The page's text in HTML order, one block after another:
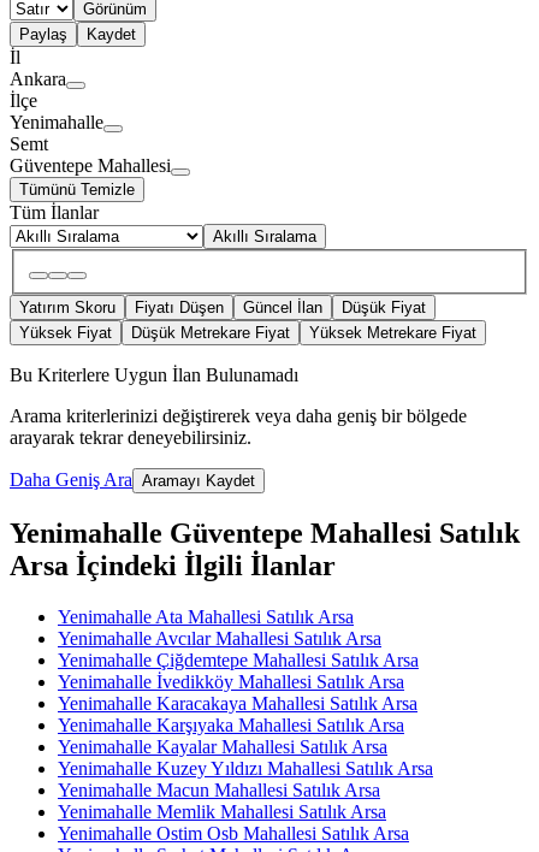
Görünüm
Paylaş
Kaydet
İl
Ankara
İlçe
Yenimahalle
Semt
Güventepe Mahallesi
Tümünü Temizle
Tüm İlanlar
Akıllı Sıralama
Yatırım Skoru Fiyatı Düşen Güncel İlan
Düşük Fiyat
Yüksek Fiyat
Düşük Metrekare Fiyat Yüksek Metrekare Fiyat
Bu Kriterlere Uygun İlan Bulunamadı
Arama kriterlerinizi değiştirerek veya daha geniş bir bölgede
arayarak tekrar deneyebilirsiniz.
Daha Geniş Ara Aramayı Kaydet
Yenimahalle Güventepe Mahallesi Satılık
Arsa İçindeki İlgili İlanlar
Yenimahalle Ata Mahallesi Satılık Arsa
Yenimahalle Avcılar Mahallesi Satılık Arsa
Yenimahalle Çiğdemtepe Mahallesi Satılık Arsa
Yenimahalle İvedikköy Mahallesi Satılık Arsa
Yenimahalle Karacakaya Mahallesi Satılık Arsa
Yenimahalle Karşıyaka Mahallesi Satılık Arsa
Yenimahalle Kayalar Mahallesi Satılık Arsa
Yenimahalle Kuzey Yıldızı Mahallesi Satılık Arsa
Yenimahalle Macun Mahallesi Satılık Arsa
Yenimahalle Memlik Mahallesi Satılık Arsa
Yenimahalle Ostim Osb Mahallesi Satılık Arsa